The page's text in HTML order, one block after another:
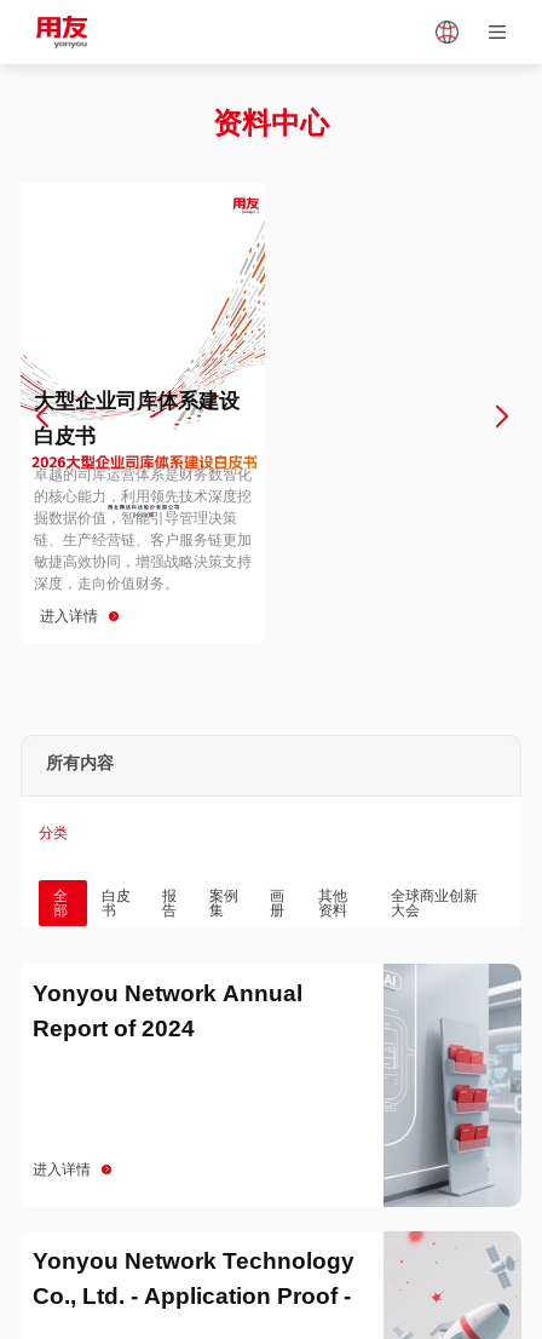
Vietnam
Europe
Hungary
Hong Kong
资料中心
大型企业司库体系建设
白皮书
卓越的司库运营体系是财务数智化
的核心能力，利用领先技术深度挖
掘数据价值，智能引导管理决策
链、生产经营链、客户服务链更加
敏捷高效协同，增强战略決策支持
深度，走向价值财务。
进入详情
所有内容
分类
全
部
白皮
书
报
告
案例
集
画
册
其他
资料
全球商业创新
大会
Yonyou Network Annual
Report of 2024
进入详情
Yonyou Network Technology
Co., Ltd. - Application Proof -